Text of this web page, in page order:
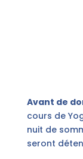
Avant de
cours de
nuit de
seront